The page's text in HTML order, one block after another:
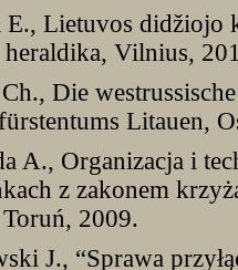
E., Lietuvos didžiojo
heraldika, Vilnius,
Die
Litauen,
A., Organizacja i
z zakonem
2009.
J., “Sprawa